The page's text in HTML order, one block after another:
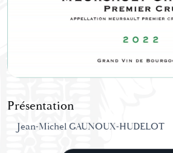
Présentation
Jean-Michel GAUNOUX-HUDELOT